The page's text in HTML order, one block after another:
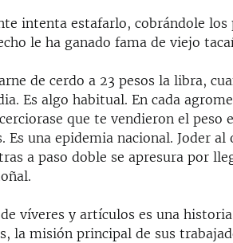
intenta estafarlo, cobrándole
le ha ganado fama de viejo
de cerdo a 23 pesos la libra,
Es algo habitual. En cada
que te vendieron el peso
Es una epidemia nacional. Joder
a paso doble se apresura por
víveres y artículos es una
la misión principal de sus